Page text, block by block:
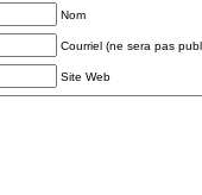
Nom
Courriel (ne sera pas
Site Web